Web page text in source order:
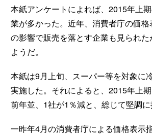
本紙アンケートによれば、2015年上
業が多かった。近年、消費者庁の価
の影響で販売を落とす企業も見られ
ようだ。
本紙は9月上旬、スーパー等を対象に
実施した。それによると、2015年上
前年並、1社が1％減と、総じて堅調
一昨年4月の消費者庁による価格表示